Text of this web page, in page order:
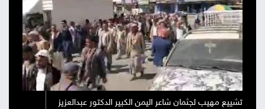
تشييع مهيب لجثمان شاعر اليمن الكبير الدكتور عبدالعزيز